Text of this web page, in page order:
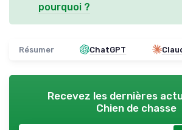
pourquoi ?
Résumer ChatGPT
Recevez les dernières
Chien de chasse